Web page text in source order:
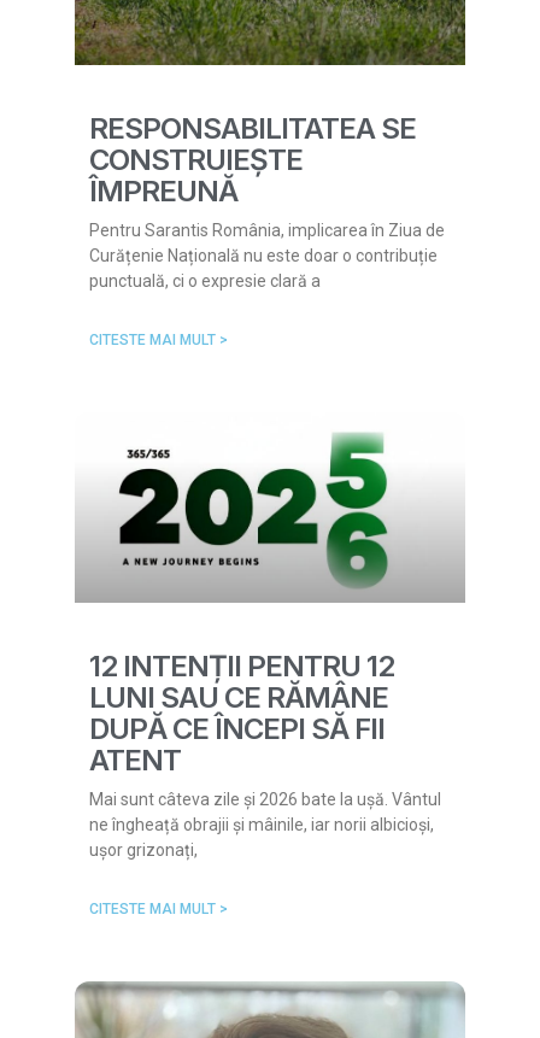
RESPONSABILITATEA SE
CONSTRUIEȘTE
ÎMPREUNĂ
Pentru Sarantis România, implicarea în Ziua de
Curățenie Națională nu este doar o contribuție
punctuală, ci o expresie clară a
CITESTE MAI MULT >
12 INTENȚII PENTRU 12
LUNI SAU CE RĂMÂNE
DUPĂ CE ÎNCEPI SĂ FII
ATENT
Mai sunt câteva zile și 2026 bate la ușă. Vântul
ne îngheață obrajii și mâinile, iar norii albicioși,
ușor grizonați,
CITESTE MAI MULT >